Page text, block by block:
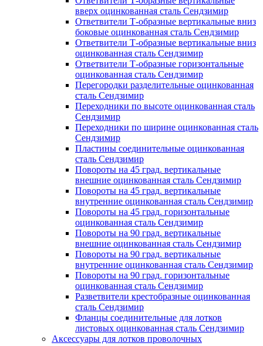
вверх оцинкованная сталь Сендзимир
Ответвители Т-образные вертикальные вниз
боковые оцинкованная сталь Сендзимир
Ответвители Т-образные вертикальные вниз
оцинкованная сталь Сендзимир
Ответвители Т-образные горизонтальные
оцинкованная сталь Сендзимир
Перегородки разделительные оцинкованная
сталь Сендзимир
Переходники по высоте оцинкованная сталь
Сендзимир
Переходники по ширине оцинкованная сталь
Сендзимир
Пластины соединительные оцинкованная
сталь Сендзимир
Повороты на 45 град. вертикальные
внешние оцинкованная сталь Сендзимир
Повороты на 45 град. вертикальные
внутренние оцинкованная сталь Сендзимир
Повороты на 45 град. горизонтальные
оцинкованная сталь Сендзимир
Повороты на 90 град. вертикальные
внешние оцинкованная сталь Сендзимир
Повороты на 90 град. вертикальные
внутренние оцинкованная сталь Сендзимир
Повороты на 90 град. горизонтальные
оцинкованная сталь Сендзимир
Разветвители крестобразные оцинкованная
сталь Сендзимир
Фланцы соединительные для лотков
листовых оцинкованная сталь Сендзимир
Аксессуары для лотков проволочных